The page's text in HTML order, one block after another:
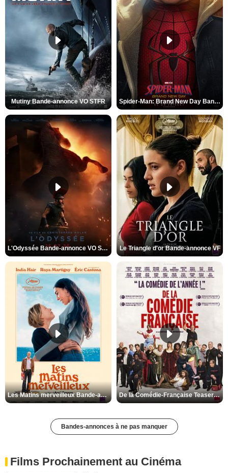
Mutiny Bande-annonce VO STFR Spider-Man: Brand New Day Bande-annonce VO STFR
L'Odyssée Bande-annonce VO STFR Le Triangle d'or Bande-annonce VF
Les Matins merveilleux Bande-annonce VF De la Comédie-Française Teaser VF
Bandes-annonces à ne pas manquer
Films Prochainement au Cinéma